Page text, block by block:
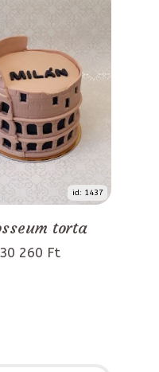
id: 1437
torta
30 260 Ft